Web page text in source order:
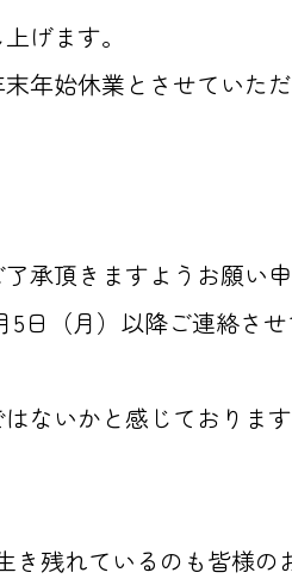
げます。
年始休業とさせていただ
承頂きますようお願い申
日（月）以降ご連絡させ
ないかと感じております
残れているのも皆様の